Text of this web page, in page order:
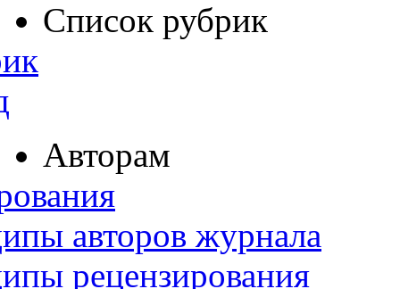
Список рубрик
Авторам
авторов журнала
рецензирования